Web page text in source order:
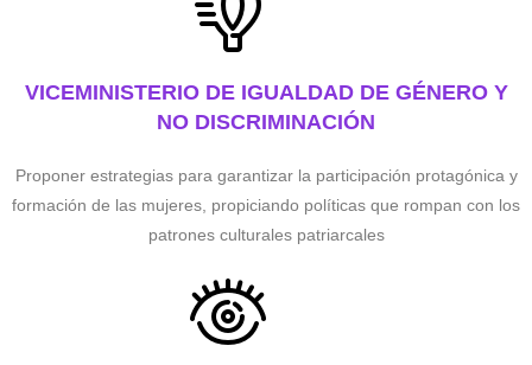
VICEMINISTERIO DE IGUALDAD DE GÉNERO Y
NO DISCRIMINACIÓN
Proponer estrategias para garantizar la participación protagónica y
formación de las mujeres, propiciando políticas que rompan con los
patrones culturales patriarcales